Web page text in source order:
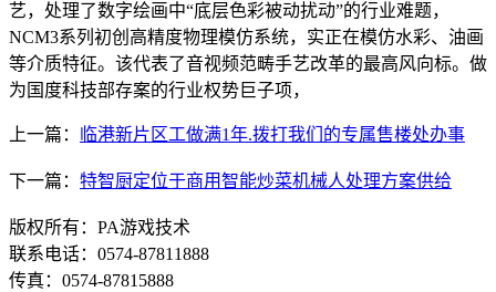
艺，处理了数字绘画中“底层色彩被动扰动”的行业难题，
NCM3系列初创高精度物理模仿系统，实正在模仿水彩、油画
等介质特征。该代表了音视频范畴手艺改革的最高风向标。做
为国度科技部存案的行业权势巨子项，
上一篇： 临港新片区工做满1年.拨打我们的专属售楼处办事
下一篇： 特智厨定位于商用智能炒菜机械人处理方案供给
版权所有：PA游戏技术
联系电话：0574-87811888
传真：0574-87815888